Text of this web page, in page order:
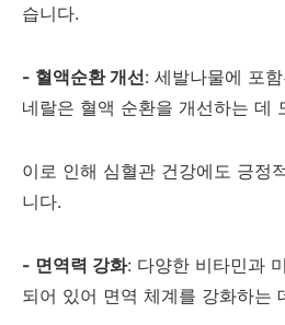
습니다.
- 혈액순환 개선: 세발나물에 포
네랄은 혈액 순환을 개선하는 데
이로 인해 심혈관 건강에도 긍정
니다.
- 면역력 강화: 다양한 비타민과
되어 있어 면역 체계를 강화하는